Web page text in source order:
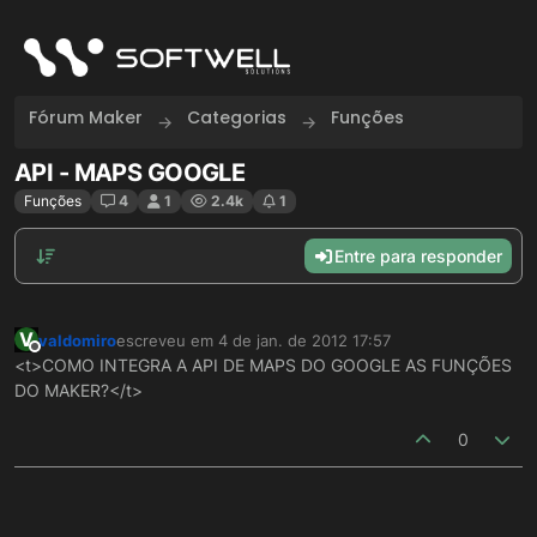
Fórum Maker Categorias Funções
API - MAPS GOOGLE
Funções 4 1 2.4k 1
Entre para responder
V
Offline
valdomiroescreveu em 4 de jan. de 2012 17:57
última edição por
<t>COMO INTEGRA A API DE MAPS DO GOOGLE AS FUNÇÕES
DO MAKER?</t>
0